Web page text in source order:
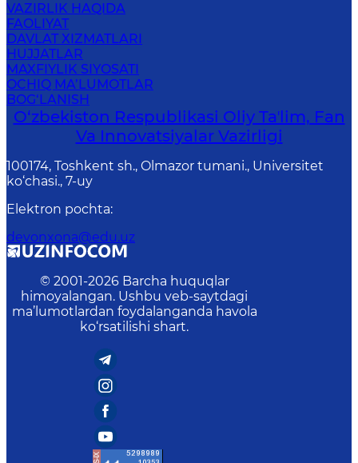
VAZIRLIK HAQIDA
FAOLIYAT
DAVLAT XIZMATLARI
HUJJATLAR
MAXFIYLIK SIYOSATI
OCHIQ MA’LUMOTLAR
BOG‘LANISH
O‘zbekiston Respublikasi Oliy Taʼlim, Fan
Va Innovatsiyalar Vazirligi
100174, Toshkent sh., Olmazor tumani., Universitet
ko‘chasi., 7-uy
Elektron pochta:
devonxona@edu.uz
© 2001-2026 Barcha huquqlar
himoyalangan. Ushbu veb-saytdagi
ma’lumotlardan foydalanganda havola
ko‘rsatilishi shart.